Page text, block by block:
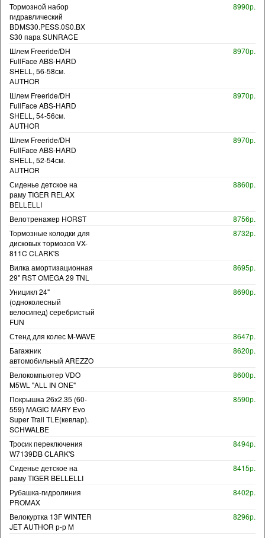
Тормозной набор
гидравлический
BDMS30.PESS.0S0.BX
S30 пара SUNRACE
8990р.
Шлем Freeride/DH
FullFace ABS-HARD
SHELL, 56-58см.
AUTHOR
8970р.
Шлем Freeride/DH
FullFace ABS-HARD
SHELL, 54-56см.
AUTHOR
8970р.
Шлем Freeride/DH
FullFace ABS-HARD
SHELL, 52-54см.
AUTHOR
8970р.
Сиденье детское на
раму TIGER RELAX
BELLELLI
8860р.
Велотренажер HORST
8756р.
Тормозные колодки для
дисковых тормозов VX-
811C CLARK'S
8732р.
Вилка амортизационная
29" RST OMEGA 29 TNL
8695р.
Уницикл 24"
(одноколесный
велосипед) серебристый
FUN
8690р.
Стенд для колес M-WAVE
8647р.
Багажник
автомобильный AREZZO
8620р.
Велокомпьютер VDO
M5WL "ALL IN ONE"
8600р.
Покрышка 26x2.35 (60-
559) MAGIC MARY Evo
Super Trail TLE(кевлар).
SCHWALBE
8590р.
Тросик переключения
W7139DB CLARK'S
8494р.
Сиденье детское на
раму TIGER BELLELLI
8415р.
Рубашка-гидролиния
PROMAX
8402р.
Велокуртка 13F WINTER
JET AUTHOR р-р M
8296р.